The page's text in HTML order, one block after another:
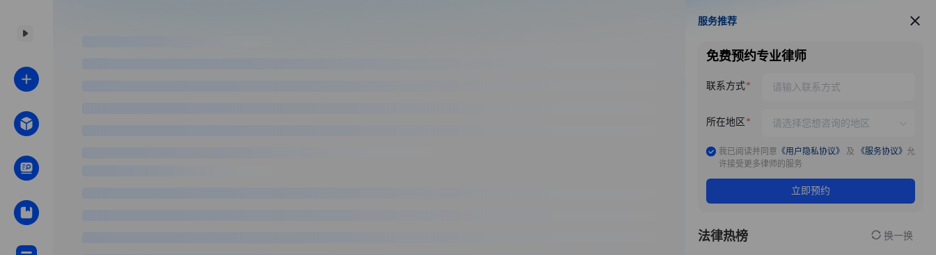
服务推荐
服务推荐
免费预约专业律师
联系方式
所在地区
我已阅读并同意 《用户隐私协议》 及 《服务协议》 允
许接受更多律师的服务
立即预约
法律热榜 换一换